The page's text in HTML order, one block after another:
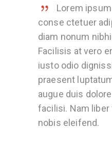
Lorem
conse ctetuer
diam nonum
Facilisis at vero
iusto odio
praesent
augue duis
facilisi. Nam
nobis eleifend.